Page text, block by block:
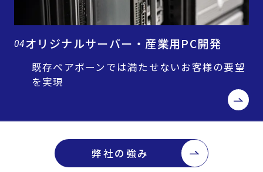
04オリジナルサーバー・産業用PC開発
既存ベアボーンでは満たせないお客様の要望
を実現
弊社の強み